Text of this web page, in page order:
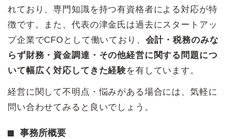
れており、専門知識を持つ有資格者による対応が特
徴です。また、代表の津金氏は過去にスタートアッ
プ企業でCFOとして働いており、 会計・税務のみな
らず財務・資金調達・その他経営に関する問題につ
いて幅広く対応してきた経験を有しています。
経営に関して不明点・悩みがある場合には、気軽に
問い合わせてみると良いでしょう。
事務所概要